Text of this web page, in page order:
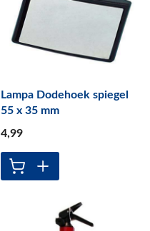
Lampa Dodehoek spiegel
55 x 35 mm
4,99